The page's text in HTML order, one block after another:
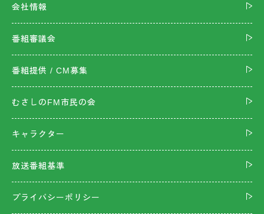
会社情報
番組審議会
番組提供 / CM募集
むさしのFM市民の会
キャラクター
放送番組基準
プライバシーポリシー